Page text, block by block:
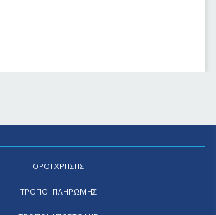
ΟΡΟΙ ΧΡΗΣΗΣ
ΤΡΟΠΟΙ ΠΛΗΡΩΜΗΣ